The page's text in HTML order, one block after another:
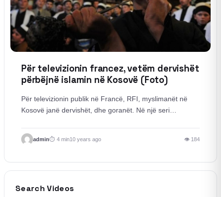
Për televizionin francez, vetëm dervishët
përbëjnë islamin në Kosovë (Foto)
Për televizionin publik në Francë, RFI, myslimanët në
Kosovë janë dervishët, dhe goranët. Në një seri…
admin 4 min10 years ago 👁 184
Search Videos